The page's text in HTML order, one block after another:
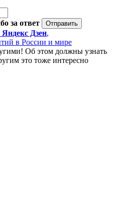
за ответ
Яндекс Дзен,
в России и мире
Об этом должны узнать
это тоже интересно